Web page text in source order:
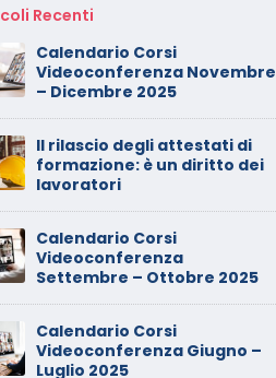
Recenti
Calendario Corsi
Videoconferenza Novembre
– Dicembre 2025
Il rilascio degli attestati di
formazione: è un diritto dei
lavoratori
Calendario Corsi
Videoconferenza
Settembre – Ottobre 2025
Calendario Corsi
Videoconferenza Giugno –
Luglio 2025